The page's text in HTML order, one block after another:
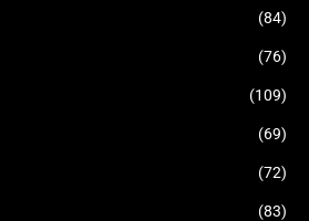
(84)
(76)
(109)
(69)
(72)
(83)